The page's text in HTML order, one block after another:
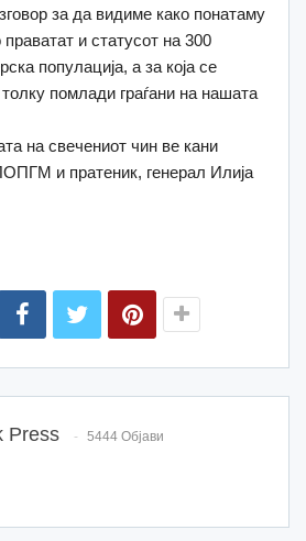
за да видиме како понатаму
и статусот на 300
популација, а за која се
помлади граѓани на нашата
на свечениот чин ве кани
и пратеник, генерал Илија
Press 5444 Објави